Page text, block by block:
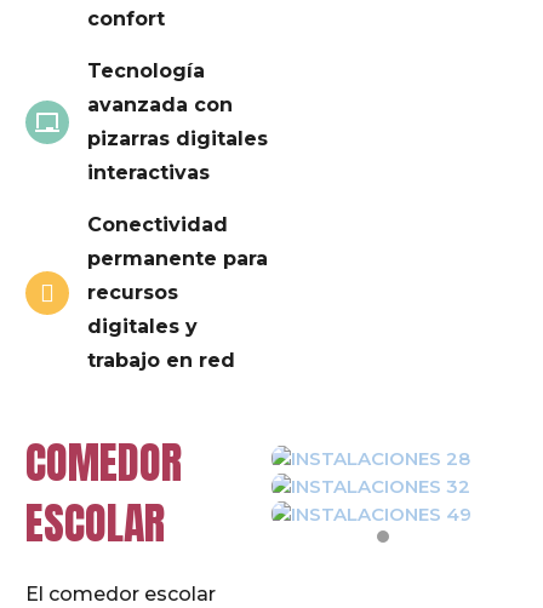
confort
Tecnología
avanzada con
pizarras digitales
interactivas
Conectividad
permanente para
recursos
digitales y
trabajo en red
COMEDOR
ESCOLAR
El comedor escolar